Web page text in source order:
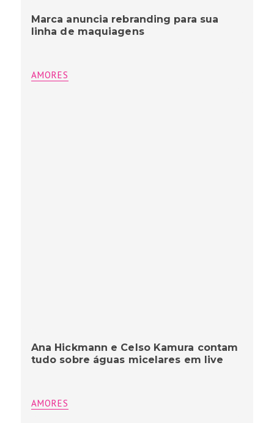
Marca anuncia rebranding para sua
linha de maquiagens
AMORES
Ana Hickmann e Celso Kamura contam
tudo sobre águas micelares em live
AMORES